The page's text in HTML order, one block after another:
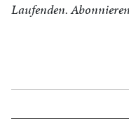
Laufenden.